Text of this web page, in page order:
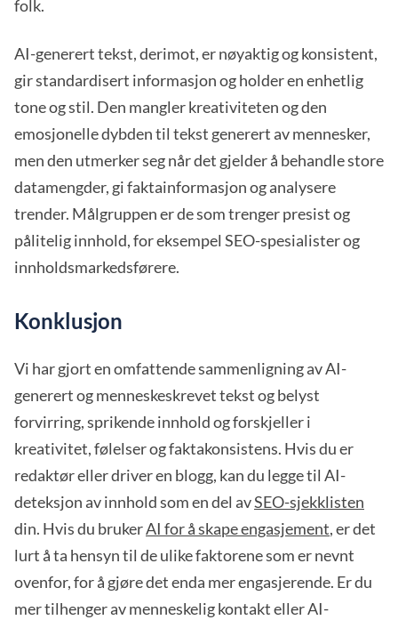
folk.
AI-generert tekst, derimot, er nøyaktig og konsistent,
gir standardisert informasjon og holder en enhetlig
tone og stil. Den mangler kreativiteten og den
emosjonelle dybden til tekst generert av mennesker,
men den utmerker seg når det gjelder å behandle store
datamengder, gi faktainformasjon og analysere
trender. Målgruppen er de som trenger presist og
pålitelig innhold, for eksempel SEO-spesialister og
innholdsmarkedsførere.
Konklusjon
Vi har gjort en omfattende sammenligning av AI-
generert og menneskeskrevet tekst og belyst
forvirring, sprikende innhold og forskjeller i
kreativitet, følelser og faktakonsistens. Hvis du er
redaktør eller driver en blogg, kan du legge til AI-
deteksjon av innhold som en del avSEO-sjekklisten
din. Hvis du brukerAI for å skape engasjement, er det
lurt å ta hensyn til de ulike faktorene som er nevnt
ovenfor, for å gjøre det enda mer engasjerende. Er du
mer tilhenger av menneskelig kontakt eller AI-